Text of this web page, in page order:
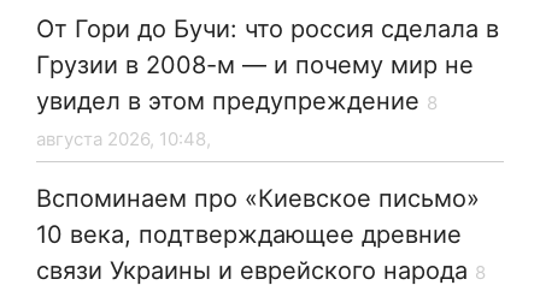
От Гори до Бучи: что россия сделала в
Грузии в 2008-м — и почему мир не
увидел в этом предупреждение 8
августа 2026, 10:48,
Вспоминаем про «Киевское письмо»
10 века, подтверждающее древние
связи Украины и еврейского народа 8